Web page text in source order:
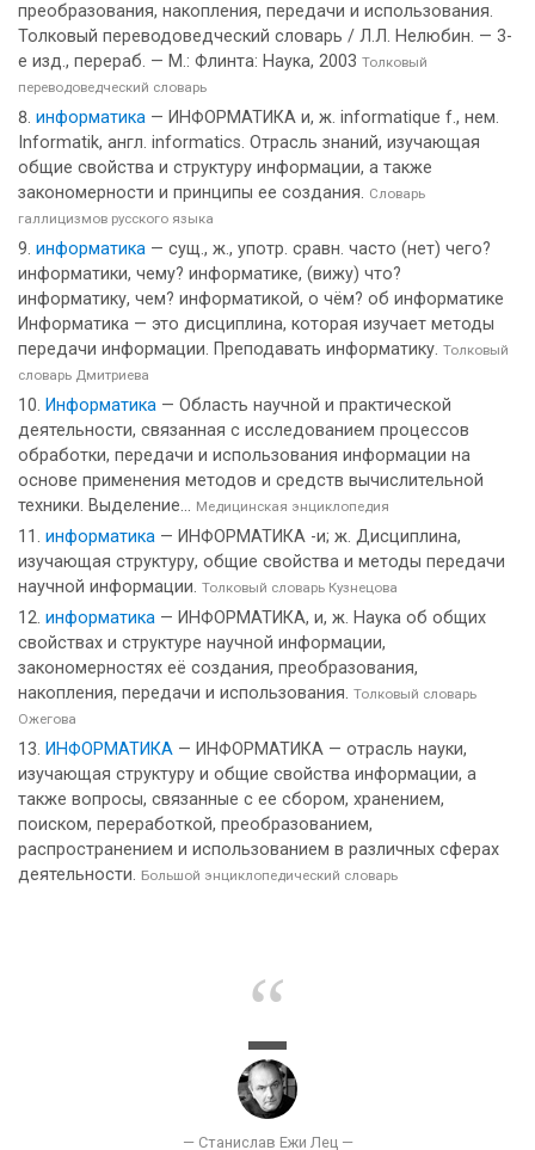
преобразования, накопления, передачи и использования.
Толковый переводоведческий словарь / Л.Л. Нелюбин. — 3-
е изд., перераб. — М.: Флинта: Наука, 2003 Толковый
переводоведческий словарь
информатика — ИНФОРМАТИКА и, ж. informatique f., нем.
Informatik, англ. informatics. Отрасль знаний, изучающая
общие свойства и структуру информации, а также
закономерности и принципы ее создания. Словарь
галлицизмов русского языка
информатика — сущ., ж., употр. сравн. часто (нет) чего?
информатики, чему? информатике, (вижу) что?
информатику, чем? информатикой, о чём? об информатике
Информатика — это дисциплина, которая изучает методы
передачи информации. Преподавать информатику. Толковый
словарь Дмитриева
Информатика — Область научной и практической
деятельности, связанная с исследованием процессов
обработки, передачи и использования информации на
основе применения методов и средств вычислительной
техники. Выделение... Медицинская энциклопедия
информатика — ИНФОРМАТИКА -и; ж. Дисциплина,
изучающая структуру, общие свойства и методы передачи
научной информации. Толковый словарь Кузнецова
информатика — ИНФОРМАТИКА, и, ж. Наука об общих
свойствах и структуре научной информации,
закономерностях её создания, преобразования,
накопления, передачи и использования. Толковый словарь
Ожегова
ИНФОРМАТИКА — ИНФОРМАТИКА — отрасль науки,
изучающая структуру и общие свойства информации, а
также вопросы, связанные с ее сбором, хранением,
поиском, переработкой, преобразованием,
распространением и использованием в различных сферах
деятельности. Большой энциклопедический словарь